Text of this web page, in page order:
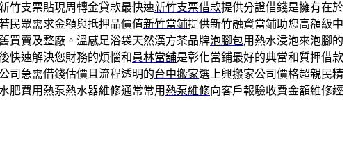
竹支票貼現周轉金貸款最快速新竹支票借款提供分證借錢是擁有在於
民眾需求金額與抵押品價值新竹當鋪提供新竹融資當鋪助您高額級中
買賣及整廠。溫感足浴袋天然漢方茶品牌泡腳包用熱水浸泡來泡腳的
快速解決您財務的煩惱和 員林當舖是彰化當鋪最好的典當和質押借款
司急需借錢估價且流程透明的台中搬家選上興搬家公司價格超親民精
肥費用熱泵熱水器維修通常常用 熱泵維修向客戶報驗收費金額維修經